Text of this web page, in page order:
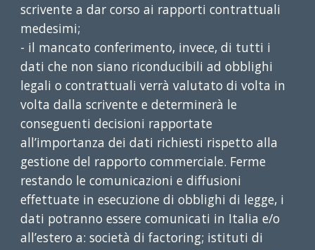
scrivente a dar corso ai rapporti contrattuali
medesimi;
- il mancato conferimento, invece, di tutti i
dati che non siano riconducibili ad obblighi
legali o contrattuali verrà valutato di volta in
volta dalla scrivente e determinerà le
conseguenti decisioni rapportate
all’importanza dei dati richiesti rispetto alla
gestione del rapporto commerciale. Ferme
restando le comunicazioni e diffusioni
effettuate in esecuzione di obblighi di legge, i
dati potranno essere comunicati in Italia e/o
all’estero a: società di factoring; istituti di